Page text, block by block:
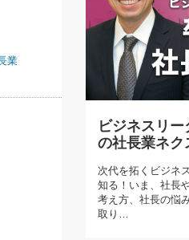
第86回 「言葉狩り」
戦略(12)
「ウェルビーイング経営入
新知識と新常識(57)
てる！ 社員教育の決め手(203)
小企業の人育て」(38)
一の「日本の指導者たち」(32)
活かす“十八史略”(30)
リーダー脳の鍛え方(32)
ワインを楽しむ基礎レッスン
必読！社長が読むべき今月の
眼と耳で楽しむ読書術(162)
社長の「氣」(30)
米国スポーツ・ビジネスに学
高橋一喜の『これぞ！"本物
経営セミナー情報局
繁栄への着眼点 牟
講話を聞いて学ぼう
業
ビジネスリ
の社長業ネク
次代を拓くビジネ
知る！いま、社長
考え方、社長の悩
取り…